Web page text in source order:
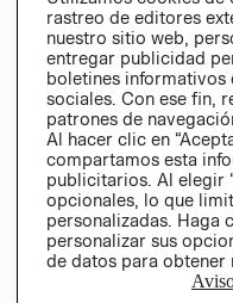
rastreo de editores
nuestro sitio web,
entregar publicidad
boletines informativos
sociales. Con ese fin,
patrones de
Al hacer clic en
compartamos esta
publicitarios. Al elegir
opcionales, lo que
personalizadas. Haga
personalizar sus
de datos para obtener